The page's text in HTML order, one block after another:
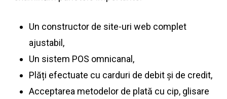
Un constructor de site-uri web complet
ajustabil,
Un sistem POS omnicanal,
Plăți efectuate cu carduri de debit și de credit,
Acceptarea metodelor de plată cu cip, glisare